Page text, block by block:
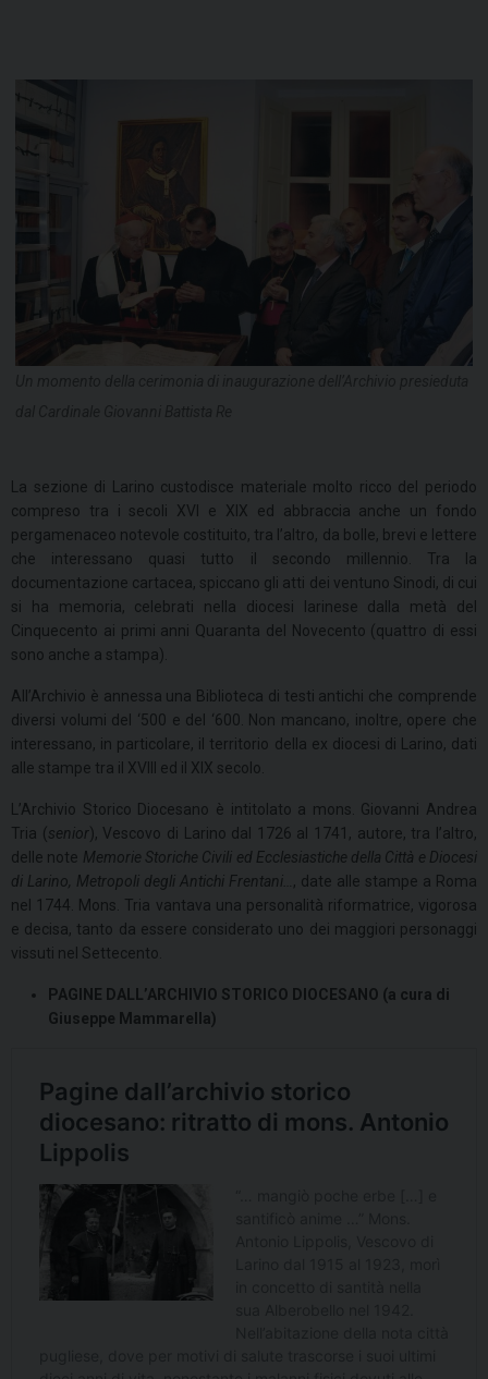
La sezione di Larino custodisce materiale molto ricco del periodo
compreso tra i secoli XVI e XIX ed abbraccia anche un fondo
pergamenaceo notevole costituito, tra l’altro, da bolle, brevi e lettere
che interessano quasi tutto il secondo millennio. Tra la
documentazione cartacea, spiccano gli atti dei ventuno Sinodi, di cui
si ha memoria, celebrati nella diocesi larinese dalla metà del
Cinquecento ai primi anni Quaranta del Novecento (quattro di essi
sono anche a stampa).
All’Archivio è annessa una Biblioteca di testi antichi che comprende
diversi volumi del ‘500 e del ‘600. Non mancano, inoltre, opere che
interessano, in particolare, il territorio della ex diocesi di Larino, dati
alle stampe tra il XVIII ed il XIX secolo.
L’Archivio Storico Diocesano è intitolato a mons. Giovanni Andrea
Tria (senior), Vescovo di Larino dal 1726 al 1741, autore, tra l’altro,
delle note Memorie Storiche Civili ed Ecclesiastiche della Città e Diocesi
di Larino, Metropoli degli Antichi Frentani… , date alle stampe a Roma
nel 1744. Mons. Tria vantava una personalità riformatrice, vigorosa
e decisa, tanto da essere considerato uno dei maggiori personaggi
vissuti nel Settecento.
PAGINE DALL’ARCHIVIO STORICO DIOCESANO (a cura di
Giuseppe Mammarella)